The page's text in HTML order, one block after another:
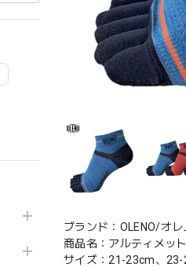
ブランド：OLENO/オレ
商品名：アルティメッ
サイズ：21-23cm、